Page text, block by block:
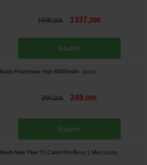
1698,00€ 1337,28€
Kaufen
Nash Powerbanx Hub 80000mAh 221101]
299,00€ 249,00€
Kaufen
Nash New Titan T1 Camo Pro Bivvy 1 Man 217435]